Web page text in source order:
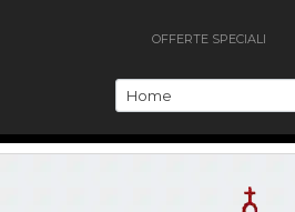
OFFERTE SPECIALI